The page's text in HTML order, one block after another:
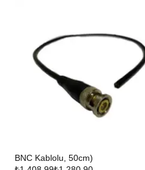
BNC Kablolu, 50cm)